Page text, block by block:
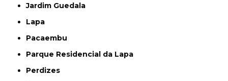
Jardim Guedala
Lapa
Pacaembu
Parque Residencial da Lapa
Perdizes